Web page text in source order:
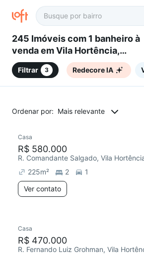
245 Imóveis com 1 banheiro à
venda em Vila Hortência,
Sorocaba, SP
Filtrar 3 Redecore IA
Ordenar por: Mais relevante
Casa
R$ 580.000
R. Comandante Salgado, Vila
225m² 2
1
Ver contato
Chegou há 5 dias
Casa
R$ 470.000
R. Fernando Luiz Grohman, Vila